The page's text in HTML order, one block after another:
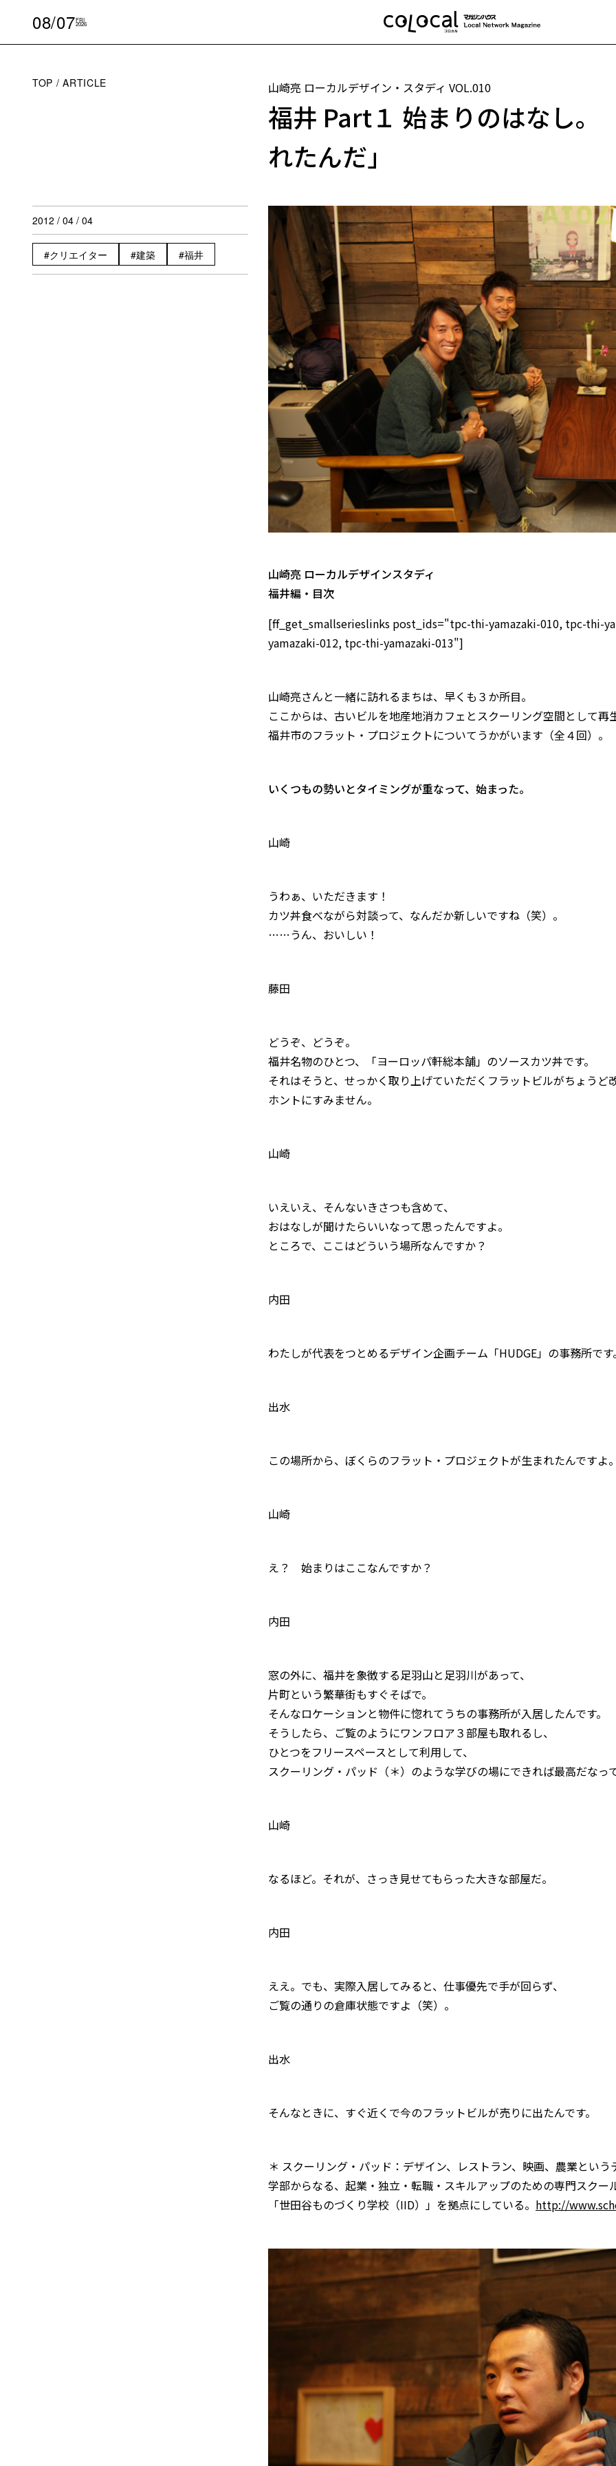
08/07FRI
2026
TOP ARTICLE 山崎亮 ローカルデザイン・スタディ VOL.010
福井 Part１ 始まりのはなし。
れたんだ」
2012 / 04 / 04
クリエイター 建築 福井
山崎亮 ローカルデザインスタディ
福井編・目次
[ff_get_smallserieslinks post_ids="tpc-thi-yamazaki-010, tpc-thi-
yamazaki-012, tpc-thi-yamazaki-013"]
山崎亮さんと一緒に訪れるまちは、早くも３か所目。
ここからは、古いビルを地産地消カフェとスクーリング空間として再
福井市のフラット・プロジェクトについてうかがいます（全４回）。
いくつもの勢いとタイミングが重なって、始まった。
山崎
うわぁ、いただきます！
カツ丼食べながら対談って、なんだか新しいですね（笑）。
……うん、おいしい！
藤田
どうぞ、どうぞ。
福井名物のひとつ、「ヨーロッパ軒総本舗」のソースカツ丼です。
それはそうと、せっかく取り上げていただくフラットビルがちょうど
ホントにすみません。
山崎
いえいえ、そんないきさつも含めて、
おはなしが聞けたらいいなって思ったんですよ。
ところで、ここはどういう場所なんですか？
内田
わたしが代表をつとめるデザイン企画チーム「HUDGE」の事務所です
出水
この場所から、ぼくらのフラット・プロジェクトが生まれたんですよ
山崎
え？ 始まりはここなんですか？
内田
窓の外に、福井を象徴する足羽山と足羽川があって、
片町という繁華街もすぐそばで。
そんなロケーションと物件に惚れてうちの事務所が入居したんです。
そうしたら、ご覧のようにワンフロア３部屋も取れるし、
ひとつをフリースペースとして利用して、
スクーリング・パッド （＊） のような学びの場にできれば最高だなっ
山崎
なるほど。それが、さっき見せてもらった大きな部屋だ。
内田
ええ。でも、実際入居してみると、仕事優先で手が回らず、
ご覧の通りの倉庫状態ですよ（笑）。
出水
そんなときに、すぐ近くで今のフラットビルが売りに出たんです。
＊ スクーリング・パッド：デザイン、レストラン、映画、農業とい
学部からなる、起業・独立・転職・スキルアップのための専門スクー
「世田谷ものづくり学校（IID）」を拠点にしている。 http://